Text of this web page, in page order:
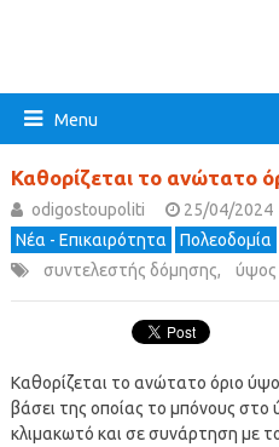
Menu
Καθορίζεται το ανώτατο
odigostoupoliti
25/04/2024
Νέα - Επικαιρότητα
Πολεοδομία
συντελεστής δόμησης, ύψος
Καθορίζεται το ανώτατο όριο
βάσει της οποίας το μπόνους στο
κλιμακωτό και σε συνάρτηση με